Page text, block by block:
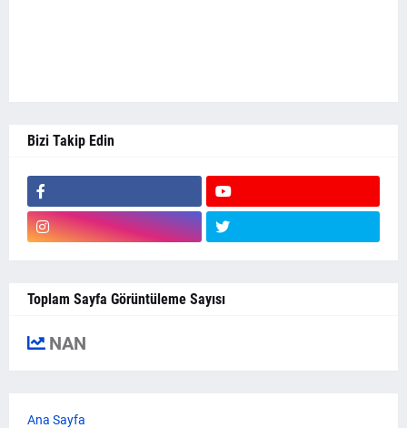
Bizi Takip Edin
Toplam Sayfa Görüntüleme Sayısı
NAN
Ana Sayfa